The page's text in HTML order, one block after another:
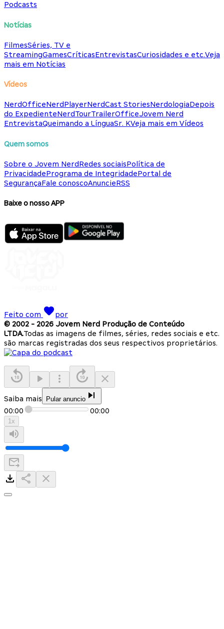
Podcasts
Notícias
FilmesSéries, TV e
StreamingGamesCríticasEntrevistasCuriosidades e etc.Veja
mais em Notícias
Vídeos
NerdOfficeNerdPlayerNerdCast StoriesNerdologiaDepois
do ExpedienteNerdTourTrailerOfficeJovem Nerd
EntrevistaQueimando a LínguaSr. KVeja mais em Vídeos
Quem somos
Sobre o Jovem NerdRedes sociaisPolítica de
PrivacidadePrograma de IntegridadePortal de
SegurançaFale conoscoAnuncieRSS
Baixe o nosso APP
Feito com
por
© 2002 - 2026 Jovem Nerd Produção de Conteúdo
LTDA.Todas as imagens de filmes, séries, redes sociais e etc.
são marcas registradas dos seus respectivos proprietários.
Saiba mais Pular anuncio
00:00 00:00
1x